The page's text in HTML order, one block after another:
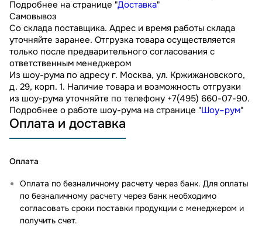
Подробнее на странице "Доставка"
Самовывоз
Со склада поставщика. Адрес и время работы склада
уточняйте заранее. Отгрузка товара осуществляется
только после предварительного согласования с
ответственным менеджером
Из шоу-рума по адресу г. Москва, ул. Кржижановского,
д. 29, корп. 1. Наличие товара и возможность отгрузки
из шоу-рума уточняйте по телефону +7(495) 660-07-90.
Подробнее о работе шоу-рума на странице "Шоу–рум"
Оплата и доставка
Оплата
Оплата по безналичному расчету через банк. Для оплаты
по безналичному расчету через банк необходимо
согласовать сроки поставки продукции с менеджером и
получить счет.